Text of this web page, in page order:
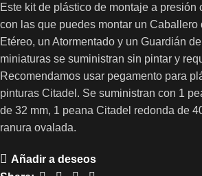
Este kit de plástico de montaje a presión
con las que puedes montar un Caballero
Etéreo, un Atormentado y un Guardián
miniaturas se suministran sin pintar y
Recomendamos usar pegamento para
pinturas Citadel. Se suministran con 1
de 32 mm, 1 peana Citadel redonda de
ranura ovalada.
Añadir a deseos